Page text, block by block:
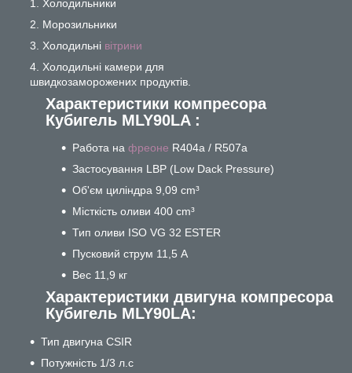
Холодильники
Морозильники
Холодильні вітрини
Холодильні камери для
швидкозаморожених продуктів.
Характеристики компресора
Кубигель MLY90LA :
Работа на фреоне R404a / R507a
Застосування LBР (Low Dack Pressure)
Об'єм циліндра 9,09 cm³
Місткість оливи 400 cm³
Тип оливи ISO VG 32 ESTER
Пусковий струм 11,5 А
Вес 11,9 кг
Характеристики двигуна компресора
Кубигель MLY90LA:
Тип двигуна CSIR
Потужність 1/3 л.с